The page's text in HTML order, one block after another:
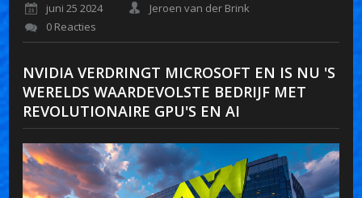
juni 25 2024
Jeroen van der Brink
0 Reacties
NVIDIA VERDRINGT MICROSOFT EN IS NU 'S
WERELDS WAARDEVOLSTE BEDRIJF MET
REVOLUTIONAIRE GPU'S EN AI